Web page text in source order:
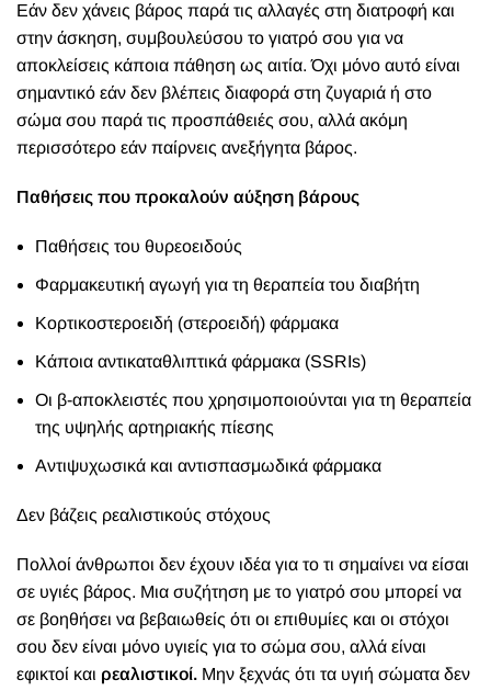
Εάν δεν χάνεις βάρος παρά τις αλλαγές στη διατροφή και
στην άσκηση, συμβουλεύσου το γιατρό σου για να
αποκλείσεις κάποια πάθηση ως αιτία. Όχι μόνο αυτό είναι
σημαντικό εάν δεν βλέπεις διαφορά στη ζυγαριά ή στο
σώμα σου παρά τις προσπάθειές σου, αλλά ακόμη
περισσότερο εάν παίρνεις ανεξήγητα βάρος.
Παθήσεις που προκαλούν αύξηση βάρους
Παθήσεις του θυρεοειδούς
Φαρμακευτική αγωγή για τη θεραπεία του διαβήτη
Κορτικοστεροειδή (στεροειδή) φάρμακα
Κάποια αντικαταθλιπτικά φάρμακα (SSRIs)
Οι β-αποκλειστές που χρησιμοποιούνται για τη θεραπεία
της υψηλής αρτηριακής πίεσης
Αντιψυχωσικά και αντισπασμωδικά φάρμακα
Δεν βάζεις ρεαλιστικούς στόχους
Πολλοί άνθρωποι δεν έχουν ιδέα για το τι σημαίνει να είσαι
σε υγιές βάρος. Μια συζήτηση με το γιατρό σου μπορεί να
σε βοηθήσει να βεβαιωθείς ότι οι επιθυμίες και οι στόχοι
σου δεν είναι μόνο υγιείς για το σώμα σου, αλλά είναι
εφικτοί και ρεαλιστικοί. Μην ξεχνάς ότι τα υγιή σώματα δεν